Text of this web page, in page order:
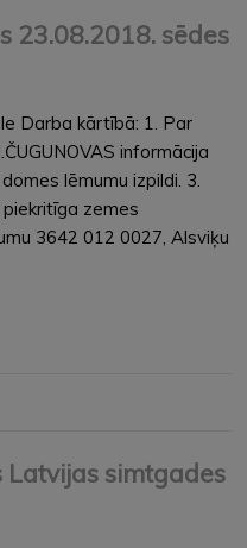
23.08.2018. sēdes
Darba kārtībā: 1. Par
informācija
lēmumu izpildi. 3.
zemes
3642 012 0027, Alsviķu
simtgades